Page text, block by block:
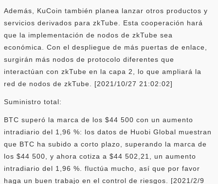
Además, KuCoin también planea lanzar otros productos y
servicios derivados para zkTube. Esta cooperación hará
que la implementación de nodos de zkTube sea
económica. Con el despliegue de más puertas de enlace,
surgirán más nodos de protocolo diferentes que
interactúan con zkTube en la capa 2, lo que ampliará la
red de nodos de zkTube. [2021/10/27 21:02:02]
Suministro total:
BTC superó la marca de los $44 500 con un aumento
intradiario del 1,96 %: los datos de Huobi Global muestran
que BTC ha subido a corto plazo, superando la marca de
los $44 500, y ahora cotiza a $44 502,21, un aumento
intradiario del 1,96 %. fluctúa mucho, así que por favor
haga un buen trabajo en el control de riesgos. [2021/2/9